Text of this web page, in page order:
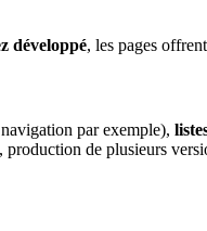
développé, les pages
par exemple),
, production de plusieurs